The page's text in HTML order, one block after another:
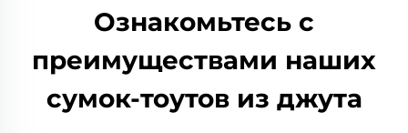
Ознакомьтесь с
преимуществами наших
сумок-тоутов из джута